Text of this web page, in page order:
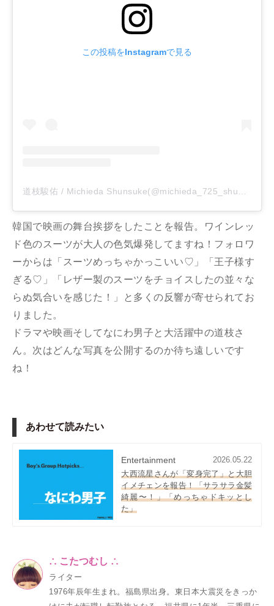
この投稿をInstagramで見る
韓国で映画の舞台挨拶をしたことを報告。ワインレッ
ド色のスーツが大人の色気爆発してますね！フォロワ
ーからは「スーツめっちゃかっこいい♡」「王子様す
ぎる♡」「レザー製のスーツをチョイスしたの並々な
らぬ気合いを感じた！」と多くの反響が寄せられてお
りました。
ドラマや映画そしてなにわ男子と大活躍中の道枝さ
ん。次はどんな写真を公開するのか待ち遠しいです
ね！
あわせて読みたい
Entertainment
2026.05.22
大西流星さんが「変身完了」と大胆
イメチェンを報告！「サラサラ金髪
綺麗〜！」「めっちゃドキッとし
た」
∴ こたつむし ∴
ライター
1976年辰年生まれ。福島県出身。東日本大震災をきっか